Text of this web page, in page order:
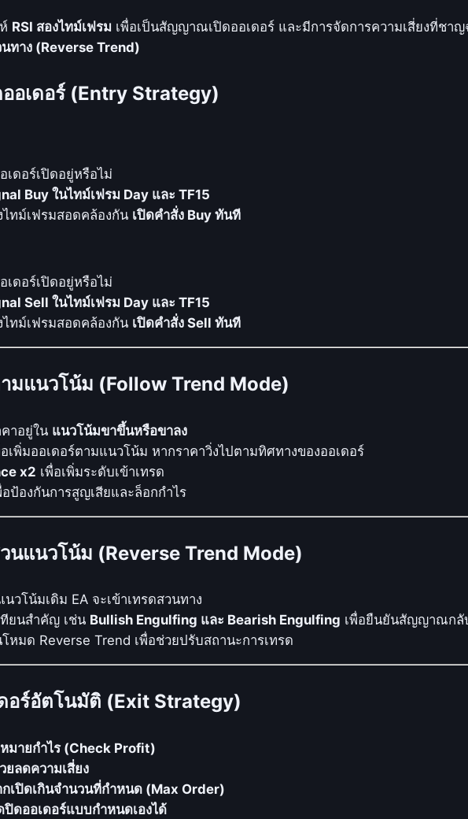
d
ว
ข้
ข
า
ว
ย
R
RSI สองไทม์เฟรม เพื่อเป็นสัญญาณเปิดออเดอร์ และมีการจัดการความเสี่ยงที่ชา
ทาง (Reverse Trend)
ออเดอร์ (Entry Strategy)
เดอร์เปิดอยู่หรือไม่
Buy ในไทม์เฟรม Day และ TF15
ไทม์เฟรมสอดคล้องกัน เปิดคำสั่ง Buy ทันที
เดอร์เปิดอยู่หรือไม่
Sell ในไทม์เฟรม Day และ TF15
ไทม์เฟรมสอดคล้องกัน เปิดคำสั่ง Sell ทันที
มแนวโน้ม (Follow Trend Mode)
าอยู่ใน แนวโน้มขาขึ้นหรือขาลง
อเพิ่มออเดอร์ตามแนวโน้ม หากราคาวิ่งไปตามทิศทางของออเดอร์
x2 เพื่อเพิ่มระดับเข้าเทรด
อป้องกันการสูญเสียและล็อกกำไร
นแนวโน้ม (Reverse Trend Mode)
วโน้มเดิม EA จะเข้าเทรดสวนทาง
ยนสำคัญ เช่น Bullish Engulfing และ Bearish Engulfing เพื่อยืนยันสัญญาณกลั
หมด Reverse Trend เพื่อช่วยปรับสถานะการเทรด
อร์อัตโนมัติ (Exit Strategy)
หมายกำไร (Check Profit)
ลดความเสี่ยง
กเปิดเกินจำนวนที่กำหนด (Max Order)
ปิดออเดอร์แบบกำหนดเองได้